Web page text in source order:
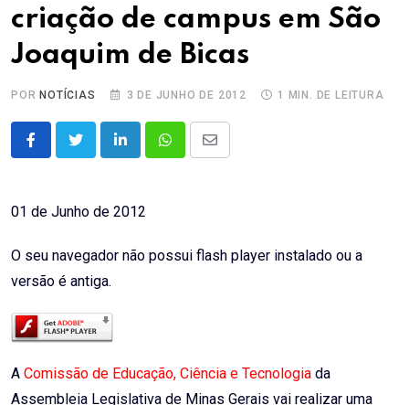
criação de campus em São
Joaquim de Bicas
POR NOTÍCIAS 3 DE JUNHO DE 2012 1 MIN. DE LEITURA
LinkedInWhatsappShare
01 de Junho de 2012
O seu navegador não possui flash player instalado ou a
versão é antiga.
A Comissão de Educação, Ciência e Tecnologia da
Assembleia Legislativa de Minas Gerais vai realizar uma